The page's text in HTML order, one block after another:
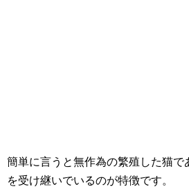
簡単に言うと無作為の繁殖した猫で
を受け継いでいるのが特徴です。